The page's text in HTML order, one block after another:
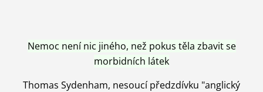
Nemoc není nic jiného, než pokus těla zbavit se
morbidních látek
Thomas Sydenham, nesoucí předzdívku "anglický